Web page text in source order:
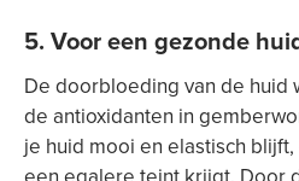
5. Voor een gezonde
De doorbloeding van de
de antioxidanten in
je huid mooi en elastisch